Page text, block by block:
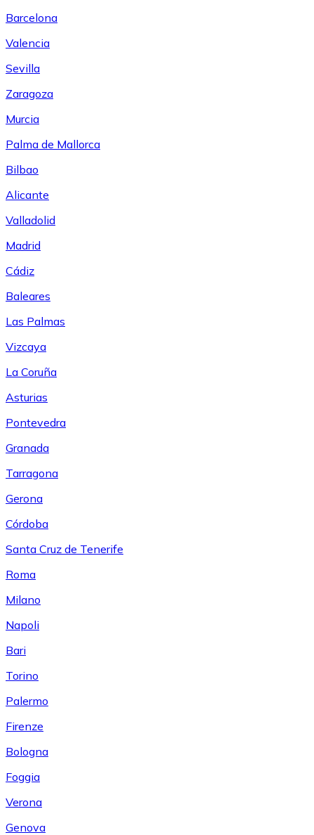
Barcelona
Valencia
Sevilla
Zaragoza
Murcia
Palma de Mallorca
Bilbao
Alicante
Valladolid
Madrid
Cádiz
Baleares
Las Palmas
Vizcaya
La Coruña
Asturias
Pontevedra
Granada
Tarragona
Gerona
Córdoba
Santa Cruz de Tenerife
Roma
Milano
Napoli
Bari
Torino
Palermo
Firenze
Bologna
Foggia
Verona
Genova